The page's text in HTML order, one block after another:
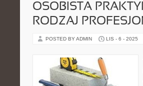
OSOBISTA
RODZAJ
POSTED BY ADMIN LIS - 6 - 2025